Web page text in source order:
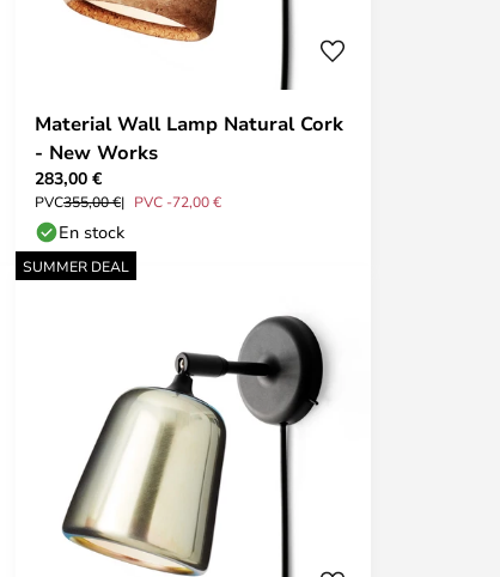
Material Wall Lamp Natural Cork
- New Works
283,00 €
PVC355,00 € PVC -72,00 €
En stock
SUMMER DEAL